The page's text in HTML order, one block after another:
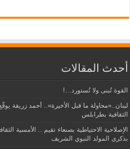
أحدث المقالات
القوة تُبنى ولا تُستورد…!
لبنان..«محاولة ما قبل الأخيرة».. أحمد زريقة
الثقافية بطرابلس
الإصلاحية الاحتياطية بصنعاء تقيم .. الأمسية
بذكرى المولد النبوي الشريف